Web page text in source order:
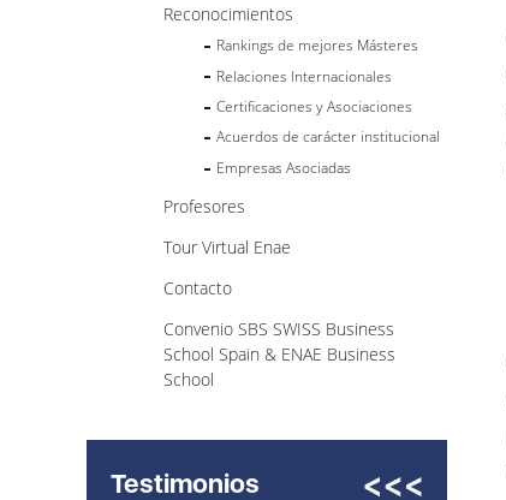
Reconocimientos
Rankings de mejores Másteres
Relaciones Internacionales
Certificaciones y Asociaciones
Acuerdos de carácter institucional
Empresas Asociadas
Profesores
Tour Virtual Enae
Contacto
Convenio SBS SWISS Business
School Spain & ENAE Business
School
Testimonios